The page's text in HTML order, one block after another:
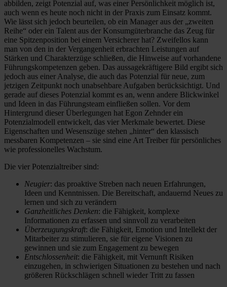
abbilden, zeigt Potenzial auf, was einer Persönlichkeit möglich ist,
auch wenn es heute noch nicht in der Praxis zum Einsatz kommt.
Wie lässt sich jedoch beurteilen, ob ein Manager aus der „zweiten
Reihe“ oder ein Talent aus der Konsumgüterbranche das Zeug für
eine Spitzenposition bei einem Versicherer hat? Zweifellos kann
man von den in der Vergangenheit erbrachten Leistungen auf
Stärken und Charakterzüge schließen, die Hinweise auf vorhandene
Führungskompetenzen geben. Das aussagekräftigere Bild ergibt sich
jedoch aus einer Analyse, die auch das Potenzial für neue, zum
jetzigen Zeitpunkt noch unabsehbare Aufgaben berücksichtigt. Und
gerade auf dieses Potenzial kommt es an, wenn andere Blickwinkel
und Ideen in das Führungsteam einfließen sollen. Vor dem
Hintergrund dieser Überlegungen hat Egon Zehnder ein
Potenzialmodell entwickelt, das vier Merkmale bewertet. Diese
Eigenschaften und Wesenszüge stehen „hinter“ den klassisch
messbaren Kompetenzen – sie sind eine Art Treiber für persönliches
wie professionelles Wachstum.
Die vier Potenzialtreiber sind:
Neugier: das proaktive Streben nach neuen Erfahrungen,
Ideen und Kenntnissen. Die Bereitschaft, andauernd Neues zu
lernen und sich zu verändern
Ganzheitliches Denken: die Fähigkeit, komplexe
Informationen zu erfassen und sinnvoll zu verarbeiten
Überzeugungskraft: die Fähigkeit, Emotion und Intellekt der
Mitarbeiter zu stimulieren, sie für eigene Visionen zu
gewinnen und sie zum Engagement zu bewegen
Entschlossenheit: die Fähigkeit, mit Vernunft Risiken
einzugehen, in schwierigen Situationen zu bestehen und nach
größeren Rückschlägen schnell wieder Tritt zu fassen